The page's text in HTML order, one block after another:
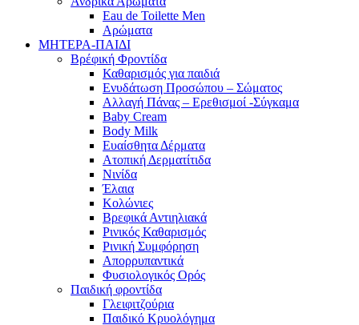
Eau de Toilette Men
Αρώματα
ΜΗΤΕΡΑ-ΠΑΙΔΙ
Βρέφική Φροντίδα
Καθαρισμός για παιδιά
Ενυδάτωση Προσώπου – Σώματος
Αλλαγή Πάνας – Ερεθισμοί -Σύγκαμα
Baby Cream
Body Milk
Ευαίσθητα Δέρματα
Ατοπική Δερματίτιδα
Νινίδα
Έλαια
Κολώνιες
Βρεφικά Αντιηλιακά
Ρινικός Καθαρισμός
Ρινική Συμφόρηση
Απορρυπαντικά
Φυσιολογικός Ορός
Παιδική φροντίδα
Γλειφιτζούρια
Παιδικό Κρυολόγημα